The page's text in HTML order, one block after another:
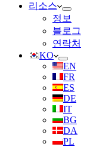
리소스
정보
블로그
연락처
KO
EN
FR
ES
DE
IT
BG
DA
PL